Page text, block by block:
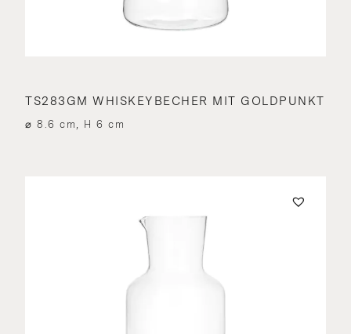
TS283GM WHISKEYBECHER MIT GOLDPUNKT
⌀ 8.6 cm, H 6 cm